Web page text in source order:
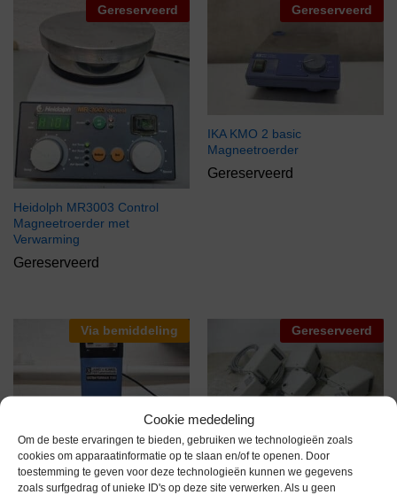
Cookie mededeling
Om de beste ervaringen te bieden, gebruiken we technologieën zoals
cookies om apparaatinformatie op te slaan en/of te openen. Door
toestemming te geven voor deze technologieën kunnen we gegevens
zoals surfgedrag of unieke ID's op deze site verwerken. Als u geen
Gereserveerd
Heidolph MR3003 Control
Magneetroerder met
Verwarming
Gereserveerd
Gereserveerd
IKA KMO 2 basic
Magneetroerder
Gereserveerd
Via bemiddeling Gereserveerd
3 x Heidolph 50110
Bovenroerders